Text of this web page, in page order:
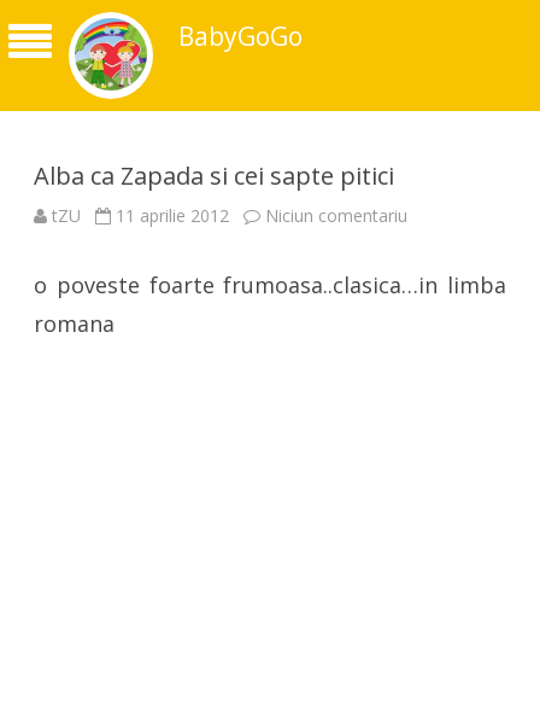
BabyGoGo
Alba ca Zapada si cei sapte pitici
tZU 11 aprilie 2012 Niciun comentariu
cei
o poveste foarte frumoasa..clasica…in limba
romana